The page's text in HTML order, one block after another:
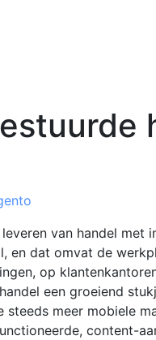
van handel met
en dat omvat de
op
een groeiend
steeds meer mobiele
content-